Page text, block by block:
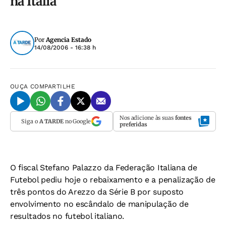
PorAgencia Estado
14/08/2006 - 16:38 h
OUÇA COMPARTILHE
Siga o A TARDEno Google Nos adicione às suas fontes
preferidas
O fiscal Stefano Palazzo da Federação Italiana de
Futebol pediu hoje o rebaixamento e a penalização de
três pontos do Arezzo da Série B por suposto
envolvimento no escândalo de manipulação de
resultados no futebol italiano.